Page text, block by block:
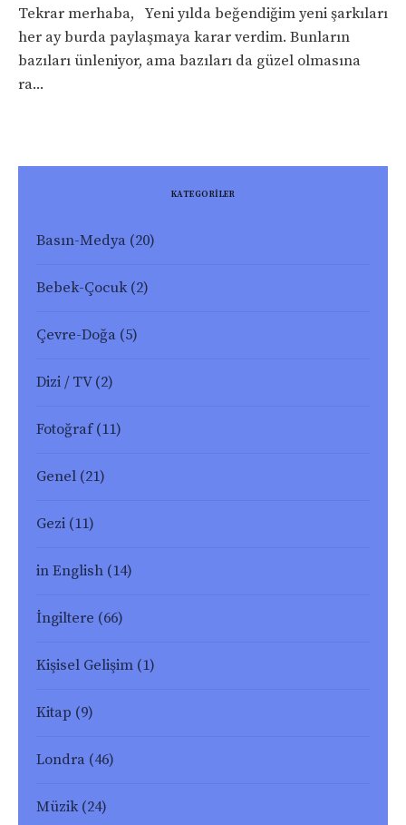
Tekrar merhaba, Yeni yılda beğendiğim yeni şarkıları
her ay burda paylaşmaya karar verdim. Bunların
bazıları ünleniyor, ama bazıları da güzel olmasına
ra...
KATEGORİLER
Basın-Medya (20)
Bebek-Çocuk(2)
Çevre-Doğa (5)
Dizi / TV(2)
Fotoğraf(11)
Genel (21)
Gezi (11)
in English (14)
İngiltere (66)
Kişisel Gelişim (1)
Kitap (9)
Londra (46)
Müzik(24)